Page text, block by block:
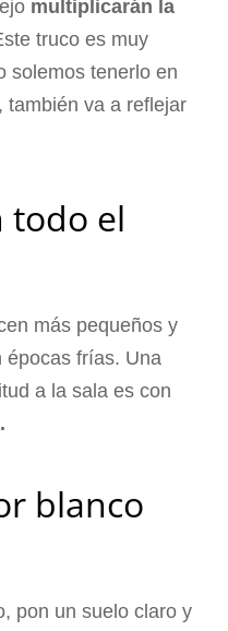
multiplicarán la
truco es muy
solemos tenerlo en
también va a reflejar
todo el
más pequeños y
épocas frías. Una
a la sala es con
blanco
pon un suelo claro y